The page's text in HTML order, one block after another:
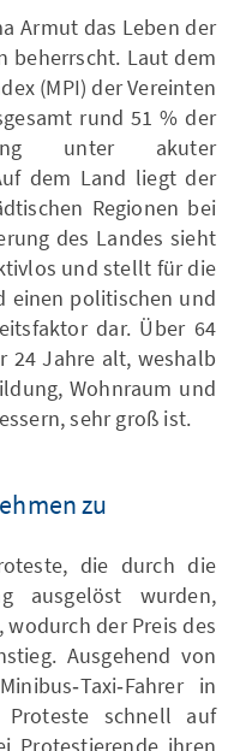
Armut das Leben der
beherrscht. Laut dem
(MPI) der Vereinten
rund 51 % der
unter akuter
dem Land liegt der
Regionen bei
des Landes sieht
und stellt für die
einen politischen und
dar. Über 64
24 Jahre alt, weshalb
Wohnraum und
sehr groß ist.
zu
die durch die
ausgelöst wurden,
wodurch der Preis des
Ausgehend von
in
schnell auf
Protestierende ihren